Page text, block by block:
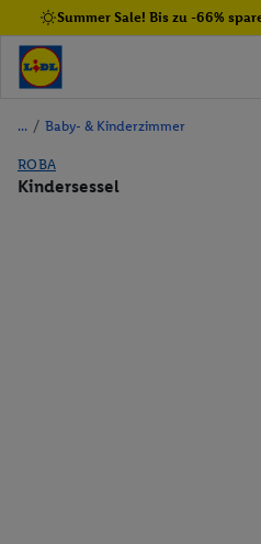
Summer Sale! Bis zu -66%
/ Baby- & Kinderzimmer
ROBA
Kindersessel